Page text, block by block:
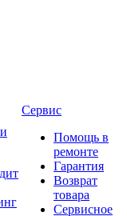
Сервис
Помощь в
ремонте
Гарантия
Возврат
товара
Сервисное